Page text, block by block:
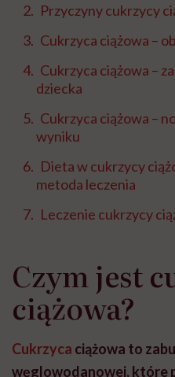
Przyczyny cukrzycy
Cukrzyca ciążowa –
Cukrzyca ciążowa –
dziecka
Cukrzyca ciążowa –
wyniku
Dieta w cukrzycy
metoda leczenia
Leczenie cukrzycy
Czym jest
ciążowa?
Cukrzyca ciążowa to
węglowodanowej, które